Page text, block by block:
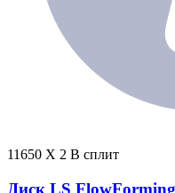
11650 X 2 В сплит
Диск LS